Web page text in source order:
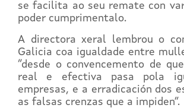
se facilita ao seu remate con
poder cumprimentalo.
A directora xeral lembrou o
Galicia coa igualdade entre
“desde o convencemento de
real e efectiva pasa pola
empresas, e a erradicación dos
as falsas crenzas que a impiden”.